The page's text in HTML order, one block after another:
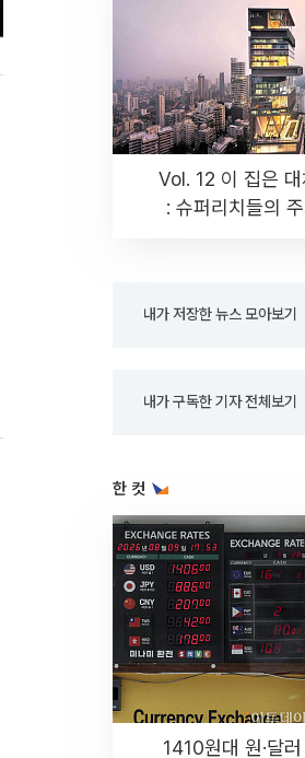
Vol. 12 이 집은
: 슈퍼리치들의
내가 저장한 뉴스 모아보기
내가 구독한 기자 전체보기
한 컷
1410원대 원·달